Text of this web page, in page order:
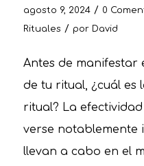
agosto 9, 2024 / 0
Rituales / por David
Antes de manifestar
de tu ritual, ¿cuál es
ritual? La
verse notablemente
llevan a cabo en el